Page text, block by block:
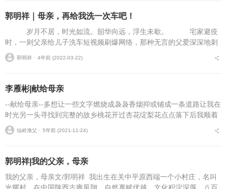
郭明祥｜母亲，再给我洗一次车吧！
岁月不居，时光如流。韶华向远，浮生未歇。 宅家避疫
时，一则父亲给儿子洗车短视频刷爆网络，那种无言的父爱深深地刺
痛我内心深处唤醒尘封的记忆。母亲也曾给我洗车的一幕像电影般徐
徐拉开岁月的幕帘！ ...
郭明祥 ⋅ 4年前 (2022-03-22)
李雁彬|献给母亲
--献给母亲--多想让一些文字燃烧成袅袅香烟抑或铺成一条道路让我在
时光另一头寻找到完整的故乡桃花开过杏花绽梨花点点落下后我顺着
母亲的疼痛重重地落到地上给了我完整童年的母亲却独自承受着苦难
和黑暗当大地...
仙岭渔父 ⋅ 5年前 (2021-11-24)
郭明祥|我的父亲，母亲
我的父亲，母亲文/郭明祥 我出生在关中平原西端一个小村庄，名叫